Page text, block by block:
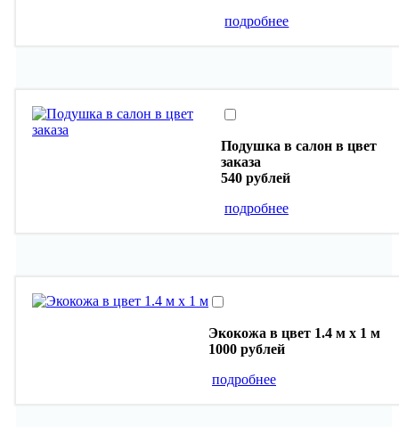
подробнее
Подушка в салон в цвет
заказа
540 рублей
подробнее
Экокожа в цвет 1.4 м х 1 м
1000 рублей
подробнее